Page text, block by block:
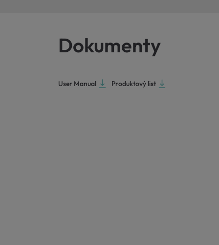
Dokumenty
User Manual Produktový list